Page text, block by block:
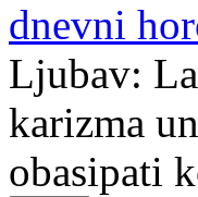
dnevni
Ljubav:
karizma
obasipati